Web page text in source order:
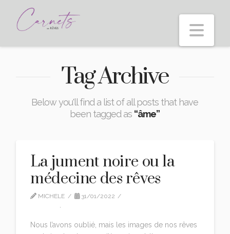
Tag Archive
Below you'll find a list of all posts that have
been tagged as “âme”
La jument noire ou la
médecine des rêves
MICHELE
31/01/2022
,
Nous l’avons oublié, mais les images de nos rêves